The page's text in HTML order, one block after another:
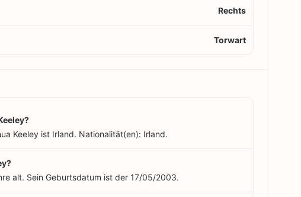
Rechts
Torwart
Keeley ist Irland. Nationalität(en): Irland.
alt. Sein Geburtsdatum ist der 17/05/2003.